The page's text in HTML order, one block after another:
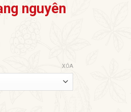
nguyên
XÓA